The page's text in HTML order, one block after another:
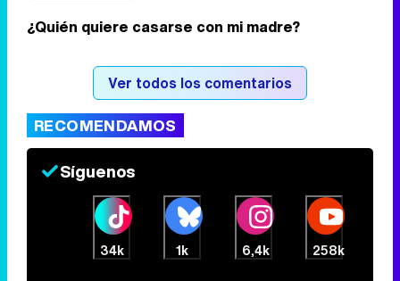
¿Quién quiere casarse con mi madre?
Ver todos los comentarios
RECOMENDAMOS
Síguenos
34k 1k 6,4k 258k